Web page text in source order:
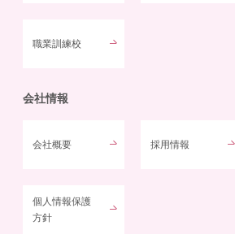
職業訓練校
会社情報
会社概要 採用情報
個人情報保護
方針